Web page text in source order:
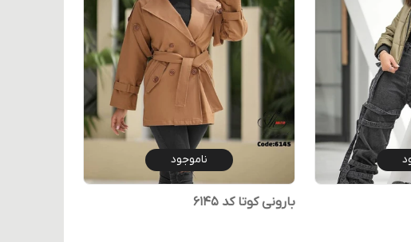
ناموجود
بارونی کوتا کد ۶۱۴۵